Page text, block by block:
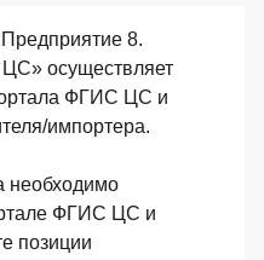
8.
осуществляет
ФГИС ЦС и
импортера.
необходимо
ФГИС ЦС и
позиции